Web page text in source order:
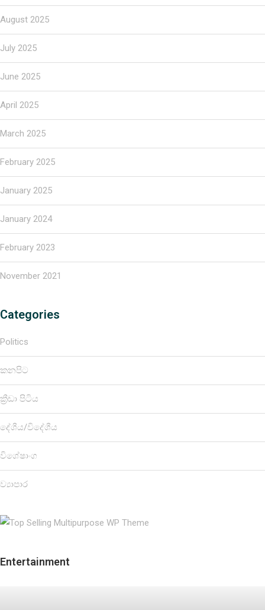
August 2025
July 2025
June 2025
April 2025
March 2025
February 2025
January 2025
January 2024
February 2023
November 2021
Categories
Politics
කනපිට
ක්‍රීඩා පිටිය
දේශීය/විදේශීය
විශේෂාංග
ව්‍යාපාර
Entertainment